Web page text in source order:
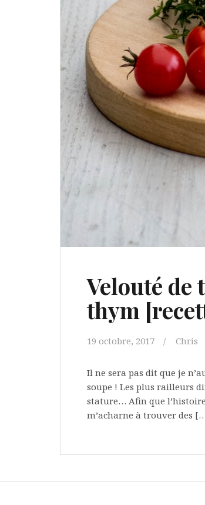
Velouté de
thym
19 octobre, 2017 Chris
Il ne sera pas dit que je
soupe ! Les plus railleurs
stature… Afin que l’histoire
m’acharne à trouver des